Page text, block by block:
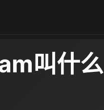
叫什么